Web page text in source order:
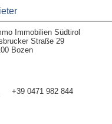
Immobilien Südtirol
Straße 29
Bozen
+39 0471 982 844